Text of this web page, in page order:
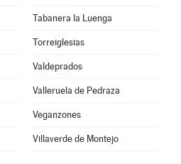
Tabanera la Luenga
Torreiglesias
Valdeprados
Valleruela de Pedraza
Veganzones
Villaverde de Montejo